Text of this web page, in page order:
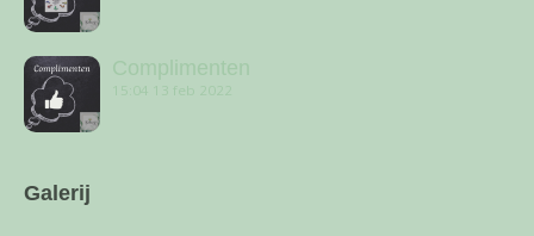
Complimenten
15:04 13 feb 2022
Galerij